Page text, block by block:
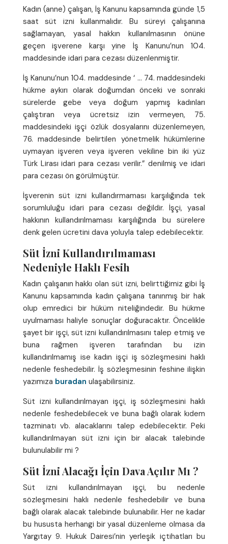
Kadın (anne) çalışan, İş Kanunu kapsamında günde 1,5
saat süt izni kullanmalıdır. Bu süreyi çalışanına
sağlamayan, yasal hakkın kullanılmasının önüne
geçen işverene karşı yine İş Kanunu’nun 104.
maddesinde idari para cezası düzenlenmiştir.
İş Kanunu’nun 104. maddesinde ‘ … 74. maddesindeki
hükme aykırı olarak doğumdan önceki ve sonraki
sürelerde gebe veya doğum yapmış kadınları
çalıştıran veya ücretsiz izin vermeyen, 75.
maddesindeki işçi özlük dosyalarını düzenlemeyen,
76. maddesinde belirtilen yönetmelik hükümlerine
uymayan işveren veya işveren vekiline bin iki yüz
Türk Lirası idari para cezası verilir.” denilmiş ve idari
para cezası ön görülmüştür.
İşverenin süt izni kullandırmaması karşılığında tek
sorumluluğu idari para cezası değildir. İşçi, yasal
hakkının kullandırılmaması karşılığında bu sürelere
denk gelen ücretini dava yoluyla talep edebilecektir.
Süt İzni Kullandırılmaması
Nedeniyle Haklı Fesih
Kadın çalışanın hakkı olan süt izni, belirttiğimiz gibi İş
Kanunu kapsamında kadın çalışana tanınmış bir hak
olup emredici bir hüküm niteliğindedir. Bu hükme
uyulmaması haliyle sonuçlar doğuracaktır. Öncelikle
şayet bir işçi, süt izni kullandırılmasını talep etmiş ve
buna rağmen işveren tarafından bu izin
kullandırılmamış ise kadın işçi iş sözleşmesini haklı
nedenle feshedebilir. İş sözleşmesinin feshine ilişkin
yazımıza buradan ulaşabilirsiniz.
Süt izni kullandırılmayan işçi, iş sözleşmesini haklı
nedenle feshedebilecek ve buna bağlı olarak kıdem
tazminatı vb. alacaklarını talep edebilecektir. Peki
kullandırılmayan süt izni için bir alacak talebinde
bulunulabilir mi ?
Süt İzni Alacağı İçin Dava Açılır Mı ?
Süt izni kullandırılmayan işçi, bu nedenle
sözleşmesini haklı nedenle feshedebilir ve buna
bağlı olarak alacak talebinde bulunabilir. Her ne kadar
bu hususta herhangi bir yasal düzenleme olmasa da
Yargıtay 9. Hukuk Dairesi’nin yerleşik içtihatları bu